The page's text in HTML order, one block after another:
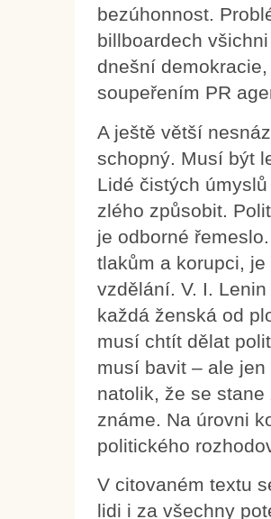
bezúhonnost.
billboardech
dnešní
soupeřením PR
A ještě větší
schopný. Musí být
Lidé čistých
zlého způsobit.
je odborné
tlakům a korupci,
vzdělání. V. I.
každá ženská od
musí chtít dělat
musí bavit – ale
natolik, že se
známe. Na úrovni
politického
V citovaném textu
lidi i za všechny